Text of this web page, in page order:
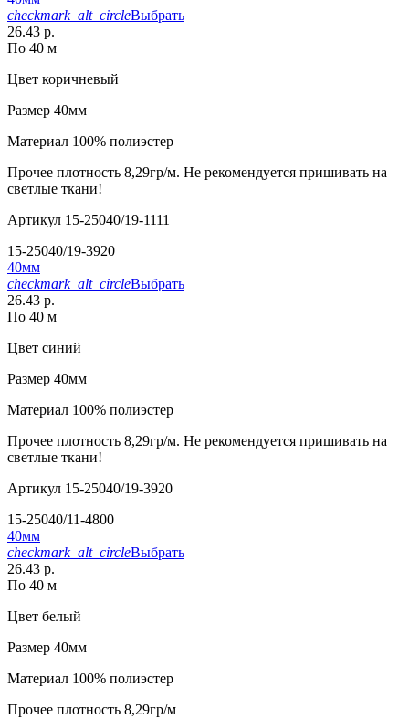
checkmark_alt_circleВыбрать
26.43 р.
По 40 м
Цвет коричневый
Размер 40мм
Материал 100% полиэстер
Прочее плотность 8,29гр/м. Не рекомендуется пришивать на
светлые ткани!
Артикул 15-25040/19-1111
15-25040/19-3920
40мм
checkmark_alt_circleВыбрать
26.43 р.
По 40 м
Цвет синий
Размер 40мм
Материал 100% полиэстер
Прочее плотность 8,29гр/м. Не рекомендуется пришивать на
светлые ткани!
Артикул 15-25040/19-3920
15-25040/11-4800
40мм
checkmark_alt_circleВыбрать
26.43 р.
По 40 м
Цвет белый
Размер 40мм
Материал 100% полиэстер
Прочее плотность 8,29гр/м